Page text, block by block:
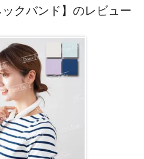
クバンド】のレビュー